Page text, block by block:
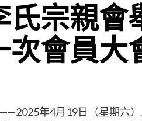
氏宗親會
會員大
年4月19日（星期六